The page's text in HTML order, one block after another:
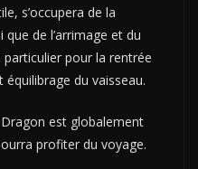
s’occupera de la
de l’arrimage et du
particulier pour la rentrée
du vaisseau.
est globalement
profiter du voyage.